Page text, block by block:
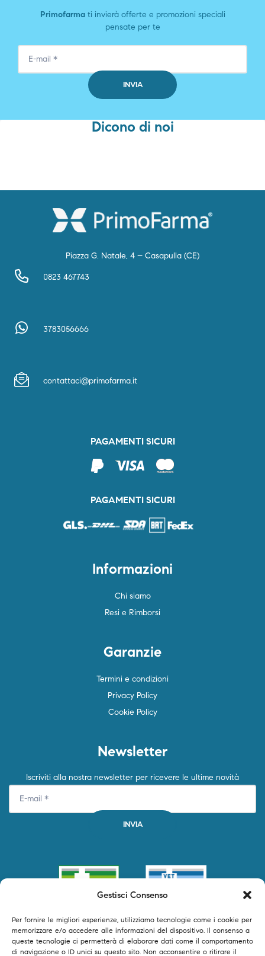
Gestisci Consenso
Per fornire le migliori esperienze, utilizziamo tecnologie come i cookie per
memorizzare e/o accedere alle informazioni del dispositivo. Il consenso a
queste tecnologie ci permetterà di elaborare dati come il comportamento
di navigazione o ID unici su questo sito. Non acconsentire o ritirare il
Primofarmati invierà offerte e promozioni speciali
pensate per te
Dicono di noi
Piazza G. Natale, 4 – Casapulla (CE)
0823 467743
3783056666
contattaci@primofarma.it
PAGAMENTI SICURI
PAGAMENTI SICURI
Informazioni
Chi siamo
Resi e Rimborsi
Garanzie
Termini e condizioni
Privacy Policy
Cookie Policy
Newsletter
Iscriviti alla nostra newsletter per ricevere le ultime novità